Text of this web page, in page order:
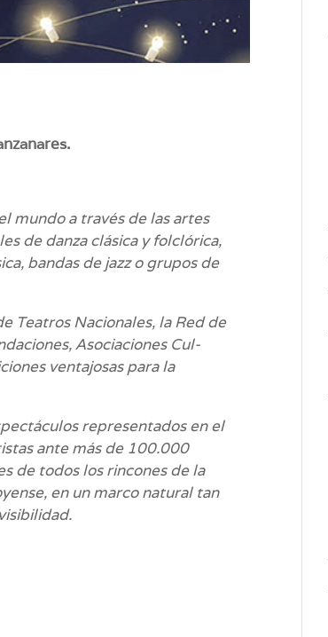
mundo a través de las artes
de danza clásica y folclórica,
bandas de jazz o grupos de
Teatros Nacionales, la Red de
Asociaciones Cul-
ventajosas para la
representados en el
ante más de 100.000
de todos los rincones de la
en un marco natural tan